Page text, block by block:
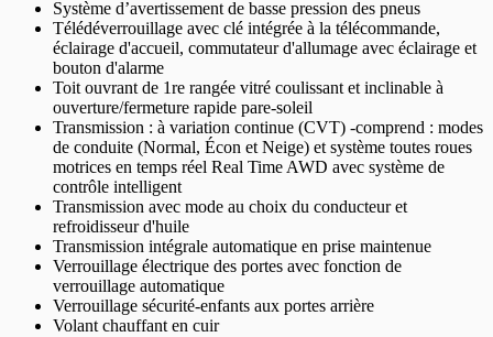
Système d’avertissement de basse pression des pneus
Télédéverrouillage avec clé intégrée à la télécommande,
éclairage d'accueil, commutateur d'allumage avec éclairage et
bouton d'alarme
Toit ouvrant de 1re rangée vitré coulissant et inclinable à
ouverture/fermeture rapide pare-soleil
Transmission : à variation continue (CVT) -comprend : modes
de conduite (Normal, Écon et Neige) et système toutes roues
motrices en temps réel Real Time AWD avec système de
contrôle intelligent
Transmission avec mode au choix du conducteur et
refroidisseur d'huile
Transmission intégrale automatique en prise maintenue
Verrouillage électrique des portes avec fonction de
verrouillage automatique
Verrouillage sécurité-enfants aux portes arrière
Volant chauffant en cuir